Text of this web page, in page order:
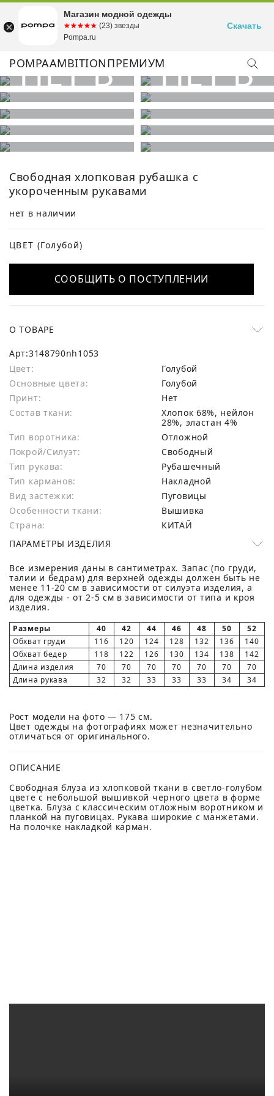
POMPAAMBITIONПРЕМИУМ
КУПИТЬ ОБРАЗ
Свободная хлопковая рубашка с
укороченным рукавами
нет в наличии
ЦВЕТ (Голубой)
СООБЩИТЬ О ПОСТУПЛЕНИИ
О ТОВАРЕ
Арт:3148790nh1053
Цвет:
Голубой
Основные цвета:
голубой
Принт:
Нет
Состав ткани:
хлопок 68%, нейлон
28%, эластан 4%
Тип воротника:
Отложной
Покрой/Силуэт:
Свободный
Тип рукава:
Рубашечный
Тип карманов:
Накладной
Вид застежки:
Пуговицы
Особенности ткани:
Вышивка
Страна:
КИТАЙ
ПАРАМЕТРЫ ИЗДЕЛИЯ
Все измерения даны в сантиметрах. Запас (по груди,
талии и бедрам) для верхней одежды должен быть не
менее 11-20 см в зависимости от силуэта изделия, а
для одежды - от 2-5 см в зависимости от типа и кроя
изделия.
Размеры 40 42 44 46 48 50
52
Обхват груди
116 120 124 128 132 136
140
Обхват бедер
118 122 126 130 134 138
142
Длина изделия
70 70 70 70 70 70
70
Длина рукава
32 32 33 33 33 34 34
Рост модели на фото — 175 см.
Цвет одежды на фотографиях может незначительно
отличаться от оригинального.
ОПИСАНИЕ
Свободная блуза из хлопковой ткани в светло-голубом
цвете с небольшой вышивкой черного цвета в форме
цветка. Блуза с классическим отложным воротником и
планкой на пуговицах. Рукава широкие с манжетами.
На полочке накладкой карман.
Магазин модной одежды
☆☆☆☆☆
★★★★★ (23) звезды
Pompa.ru
Скачать